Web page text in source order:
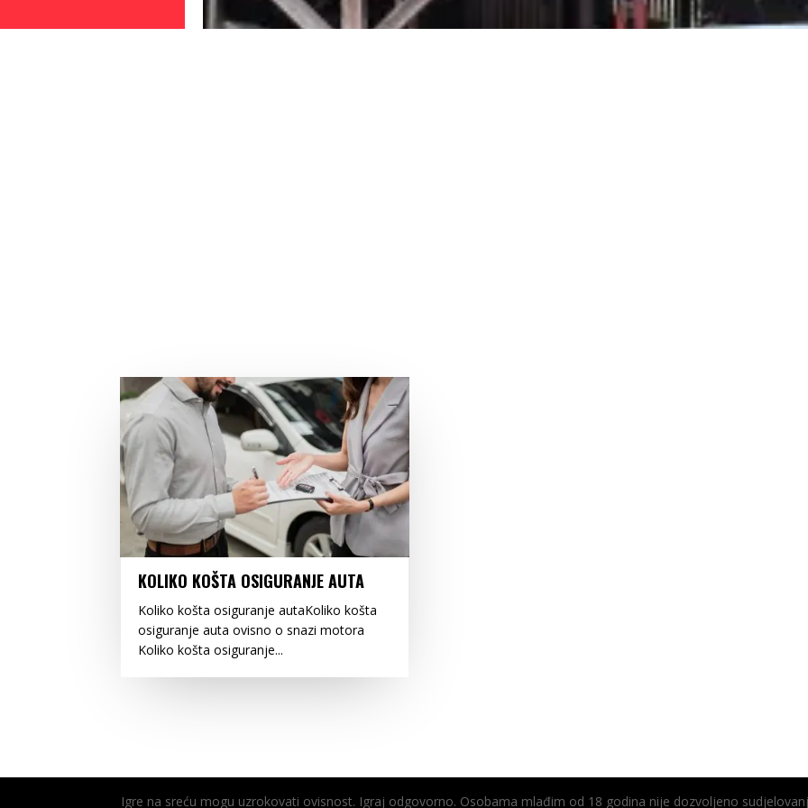
KOLIKO KOŠTA OSIGURANJE AUTA
Koliko košta osiguranje autaKoliko košta
osiguranje auta ovisno o snazi motora
Koliko košta osiguranje...
Igre na sreću mogu uzrokovati ovisnost. Igraj odgovorno. Osobama mlađim od 18 godina nije dozvoljeno